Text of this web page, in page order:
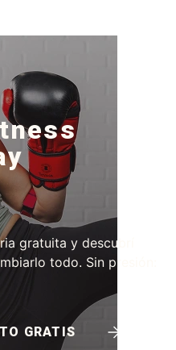
gratuita y descubrí
todo. Sin presión:
GRATIS